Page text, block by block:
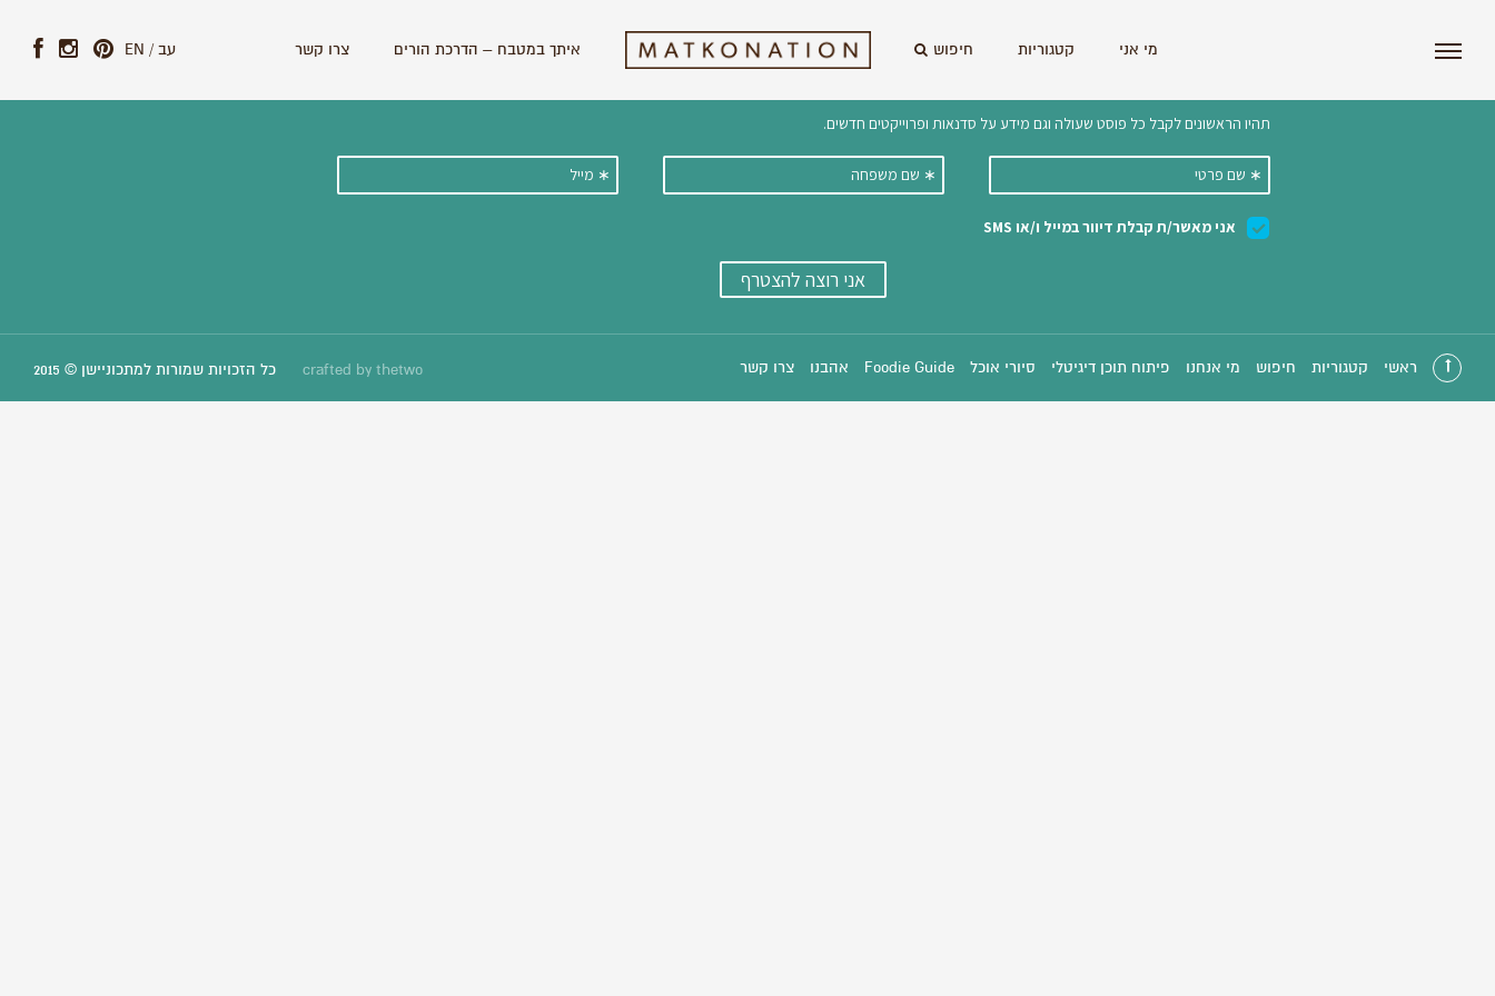
מי אני קטגוריות חיפוש איתך במטבח – הדרכת הורים צרו קשר EN / עב
הצטרפו לניוזלטר שלנו וקבלו ישירות למייל עדכונים על מתכונים וסיפורים חדשים:
ראשי קטגוריות חיפוש מי אנחנו פיתוח תוכן דיגיטלי סיורי אוכל Foodie Guide אהבנו צרו קשר crafted by thetwo כל הזכויות שמורות למתכוניישן © 2015